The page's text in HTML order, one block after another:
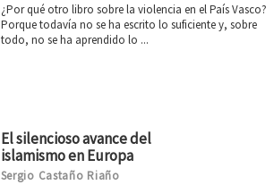
¿Por qué otro libro sobre la violencia en el País Vasco?
Porque todavía no se ha escrito lo suficiente y, sobre
todo, no se ha aprendido lo ...
El silencioso avance del
islamismo en Europa
Sergio Castaño Riaño